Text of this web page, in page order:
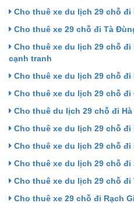
Cho thuê xe du lịch 29 chỗ đi
Cho thuê xe 29 chỗ đi Tà
Cho thuê xe du lịch 29 chỗ đi
cạnh tranh
Cho thuê xe du lịch 29 chỗ đi
Cho thuê xe du lịch 29 chỗ đi
Cho thuê du lịch 29 chỗ đi
Cho thuê xe du lịch 29 chỗ đi
Cho thuê xe du lịch 29 chỗ đi
Cho thuê xe du lịch 29 chỗ đi
Cho thuê xe du lịch 29 chỗ đi
Cho thuê xe 29 chỗ đi Rạch